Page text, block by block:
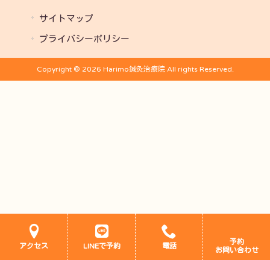
サイトマップ
プライバシーポリシー
Copyright © 2026 Harimo鍼灸治療院 All rights Reserved.
アクセス LINEで予約 電話
予約
お問い合わせ